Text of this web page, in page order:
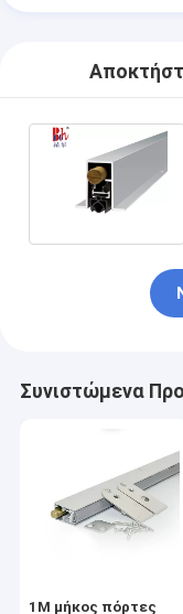
Συνιστώμενα
1M μήκος πόρτες